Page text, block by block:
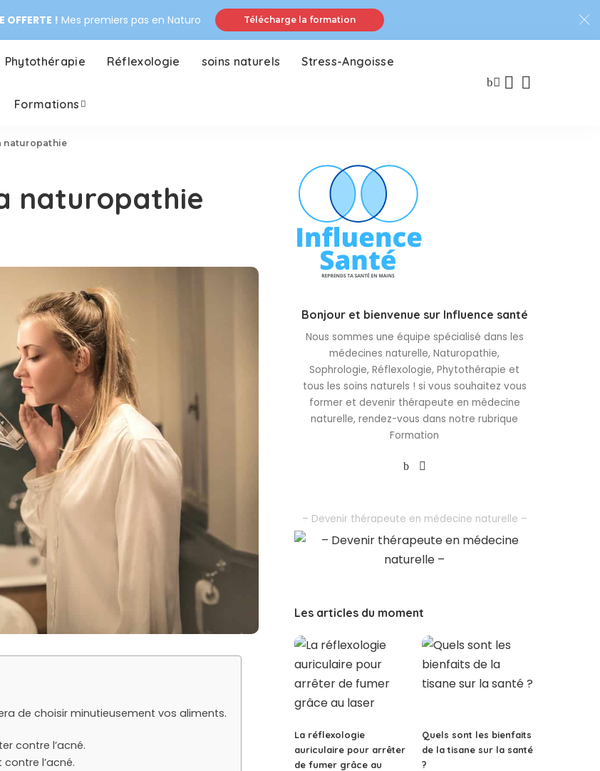
OFFERTE ! Mes premiers pas en Naturo Télécharge la formation
Phytothérapie Réflexologie soins naturels Stress-Angoisse
Formations
naturopathie
naturopathie
de choisir minutieusement vos aliments.
contre l’acné.
l’acné.
Bonjour et bienvenue sur Influence santé
Nous sommes une équipe spécialisé dans les
médecines naturelle, Naturopathie,
Sophrologie, Réflexologie, Phytothérapie et
tous les soins naturels ! si vous souhaitez vous
former et devenir thérapeute en médecine
naturelle, rendez-vous dans notre rubrique
Formation
– Devenir thérapeute en médecine naturelle –
Les articles du moment
La réflexologie
auriculaire pour arrêter
de fumer grâce au
Quels sont les bienfaits
de la tisane sur la santé
?